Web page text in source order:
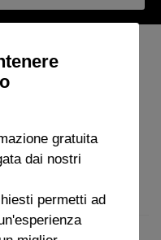
Stramba.
gratuita
dai nostri
permetti ad